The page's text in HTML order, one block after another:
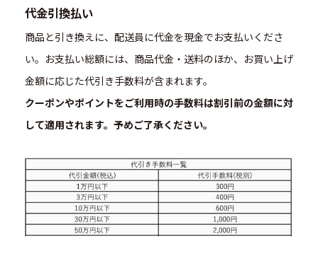
代金引換払い
商品と引き換えに、配送員に代金を現金でお支払いくださ
い。お支払い総額には、商品代金・送料のほか、お買い上げ
金額に応じた代引き手数料が含まれます。
クーポンやポイントをご利用時の手数料は割引前の金額に対
して適用されます。予めご了承ください。